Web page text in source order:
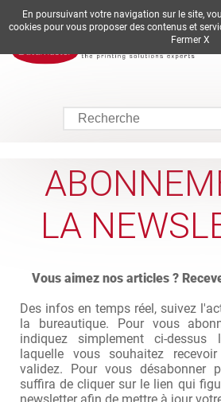
LA
Vous aimez nos articles ?
Des infos en temps réel, suivez
la bureautique. Pour vous
indiquez simplement ci-dessus
laquelle vous souhaitez
validez. Pour vous désabonner
suffira de cliquer sur le lien qui
En poursuivant votre navigation sur le site,
cookies pour vous proposer des contenus et
Fermer X